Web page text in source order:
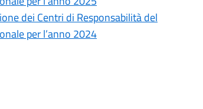
dei Centri di Responsabilità del
per l’anno 2024